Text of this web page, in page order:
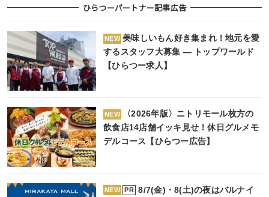
ひらつーパートナー記事広告
NEW 美味しいもん好き集まれ！地元を愛
するスタッフ大募集 ― トップワールド
【ひらつー求人】
NEW
〈2026年版〉ニトリモール枚方の
飲食店14店舗イッキ見せ！休日グルメモ
デルコース【ひらつー広告】
NEW PR 8/7(金)・8(土)の夜はバルナイ